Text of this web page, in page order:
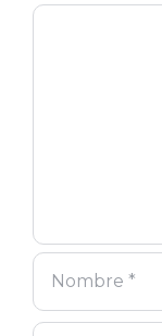
Comentario
Nombre
Correo
Web